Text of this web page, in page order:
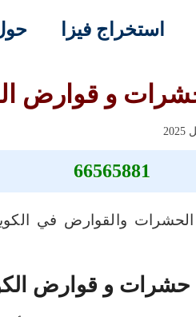
استخراج فيزا
و قوارض
66565881
والقوارض في
حشرات و قوارض